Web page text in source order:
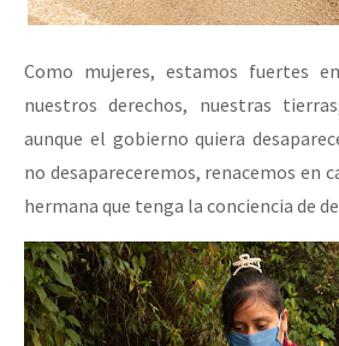
Como mujeres, estamos fuertes
nuestros derechos, nuestras
aunque el gobierno quiera
no desapareceremos, renacemos en
hermana que tenga la conciencia de